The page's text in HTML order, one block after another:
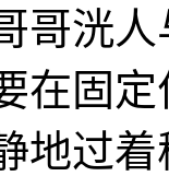
洸人
在固
地过